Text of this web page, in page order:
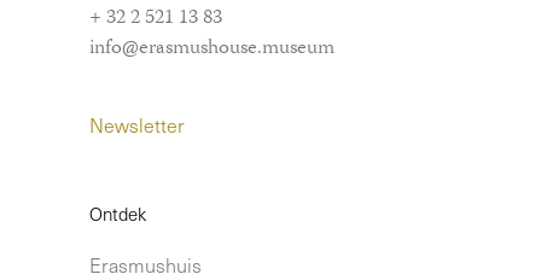
+ 32 2 521 13 83
info@erasmushouse.museum
Newsletter
Ontdek
Erasmushuis